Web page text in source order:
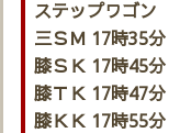
ステップワゴン
三ＳＭ 17時35分
膝ＳＫ 17時45分
膝ＴＫ 17時47分
膝ＫＫ 17時55分